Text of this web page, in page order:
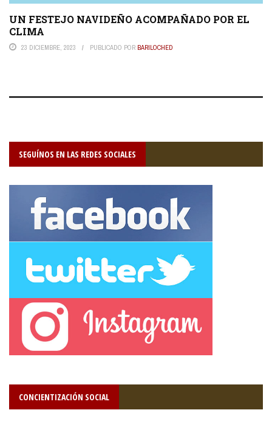
UN FESTEJO NAVIDEÑO ACOMPAÑADO POR EL
CLIMA
23 DICIEMBRE, 2023 PUBLICADO POR BARILOCHED
SEGUÍNOS EN LAS REDES SOCIALES
CONCIENTIZACIÓN SOCIAL